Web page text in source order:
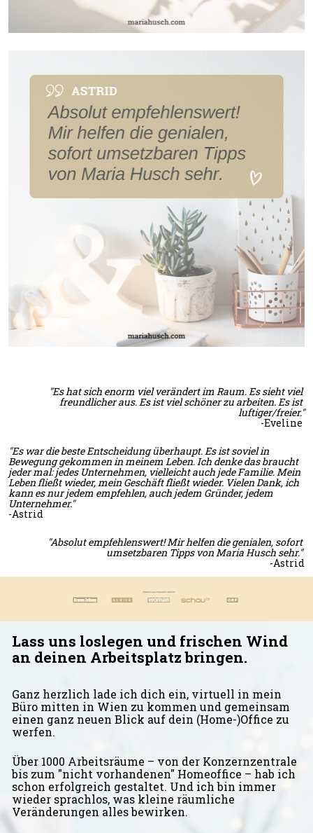
"Es hat sich enorm viel verändert im Raum. Es sieht viel
freundlicher aus. Es ist viel schöner zu arbeiten. Es ist
luftiger/freier."
-Eveline
"Es war die beste Entscheidung überhaupt. Es ist soviel in
Bewegung gekommen in meinem Leben. Ich denke das braucht
jeder mal: jedes Unternehmen, vielleicht auch jede Familie. Mein
Leben fließt wieder, mein Geschäft fließt wieder. Vielen Dank, ich
kann es nur jedem empfehlen, auch jedem Gründer, jedem
Unternehmer."
-Astrid
"Absolut empfehlenswert! Mir helfen die genialen, sofort
umsetzbaren Tipps von Maria Husch sehr."
-Astrid
Lass uns loslegen und frischen Wind
an deinen Arbeitsplatz bringen.
Ganz herzlich lade ich dich ein, virtuell in mein
Büro mitten in Wien zu kommen und gemeinsam
einen ganz neuen Blick auf dein (Home-)Office zu
werfen.
Über 1000 Arbeitsräume – von der Konzernzentrale
bis zum "nicht vorhandenen" Homeoffice – hab ich
schon erfolgreich gestaltet. Und ich bin immer
wieder sprachlos, was kleine räumliche
Veränderungen alles bewirken.